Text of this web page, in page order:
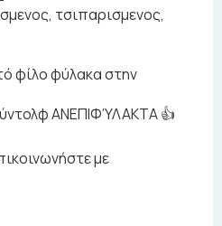
τσιπαρισμενος,
φίλο φύλακα στην
ΑΝΕΠΙΦΎΛΑΚΤΑ 👍
με